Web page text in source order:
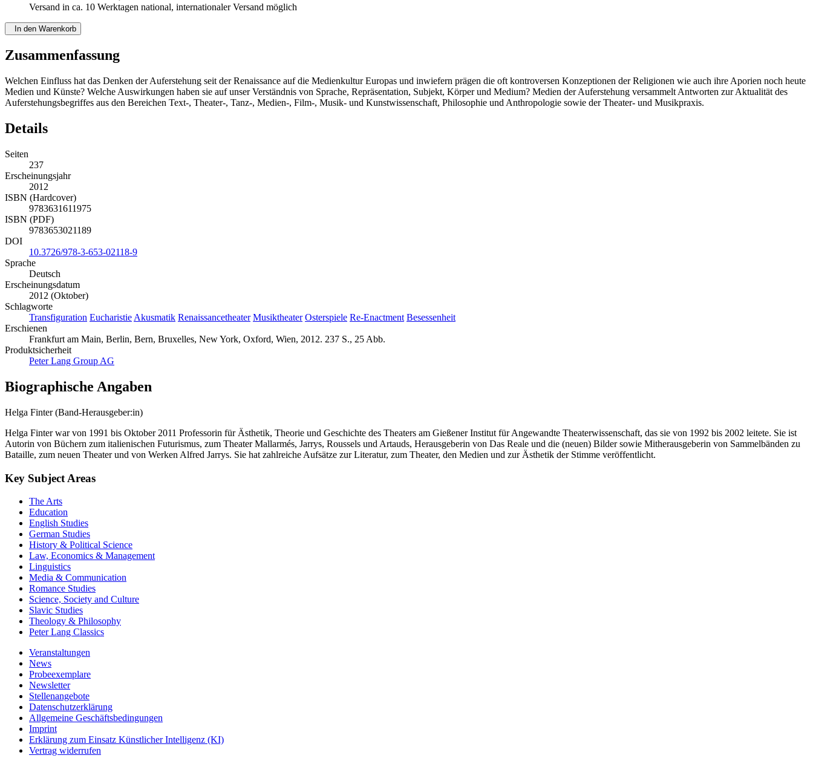
Versand in ca. 10 Werktagen national, internationaler Versand möglich
In den Warenkorb
Zusammenfassung
Welchen Einfluss hat das Denken der Auferstehung seit der Renaissance auf die Medienkultur Europas und inwiefern prägen die oft kontroversen Konzeptionen der Religionen wie auch ihre Aporien noch heute
Medien und Künste? Welche Auswirkungen haben sie auf unser Verständnis von Sprache, Repräsentation, Subjekt, Körper und Medium? Medien der Auferstehung versammelt Antworten zur Aktualität des
Auferstehungsbegriffes aus den Bereichen Text-, Theater-, Tanz-, Medien-, Film-, Musik- und Kunstwissenschaft, Philosophie und Anthropologie sowie der Theater- und Musikpraxis.
Details
Seiten
237
Erscheinungsjahr
2012
ISBN (Hardcover)
9783631611975
ISBN (PDF)
9783653021189
DOI
10.3726/978-3-653-02118-9
Sprache
Deutsch
Erscheinungsdatum
2012 (Oktober)
Schlagworte
Transfiguration Eucharistie Akusmatik Renaissancetheater Musiktheater Osterspiele Re-Enactment Besessenheit
Erschienen
Frankfurt am Main, Berlin, Bern, Bruxelles, New York, Oxford, Wien, 2012. 237 S., 25 Abb.
Produktsicherheit
Peter Lang Group AG
Biographische Angaben
Helga Finter (Band-Herausgeber:in)
Helga Finter war von 1991 bis Oktober 2011 Professorin für Ästhetik, Theorie und Geschichte des Theaters am Gießener Institut für Angewandte Theaterwissenschaft, das sie von 1992 bis 2002 leitete. Sie ist
Autorin von Büchern zum italienischen Futurismus, zum Theater Mallarmés, Jarrys, Roussels und Artauds, Herausgeberin von Das Reale und die (neuen) Bilder sowie Mitherausgeberin von Sammelbänden zu
Bataille, zum neuen Theater und von Werken Alfred Jarrys. Sie hat zahlreiche Aufsätze zur Literatur, zum Theater, den Medien und zur Ästhetik der Stimme veröffentlicht.
Key Subject Areas
The Arts
Education
English Studies
German Studies
History & Political Science
Law, Economics & Management
Linguistics
Media & Communication
Romance Studies
Science, Society and Culture
Slavic Studies
Theology & Philosophy
Peter Lang Classics
Veranstaltungen
News
Probeexemplare
Newsletter
Stellenangebote
Datenschutzerklärung
Allgemeine Geschäftsbedingungen
Imprint
Erklärung zum Einsatz Künstlicher Intelligenz (KI)
Vertrag widerrufen